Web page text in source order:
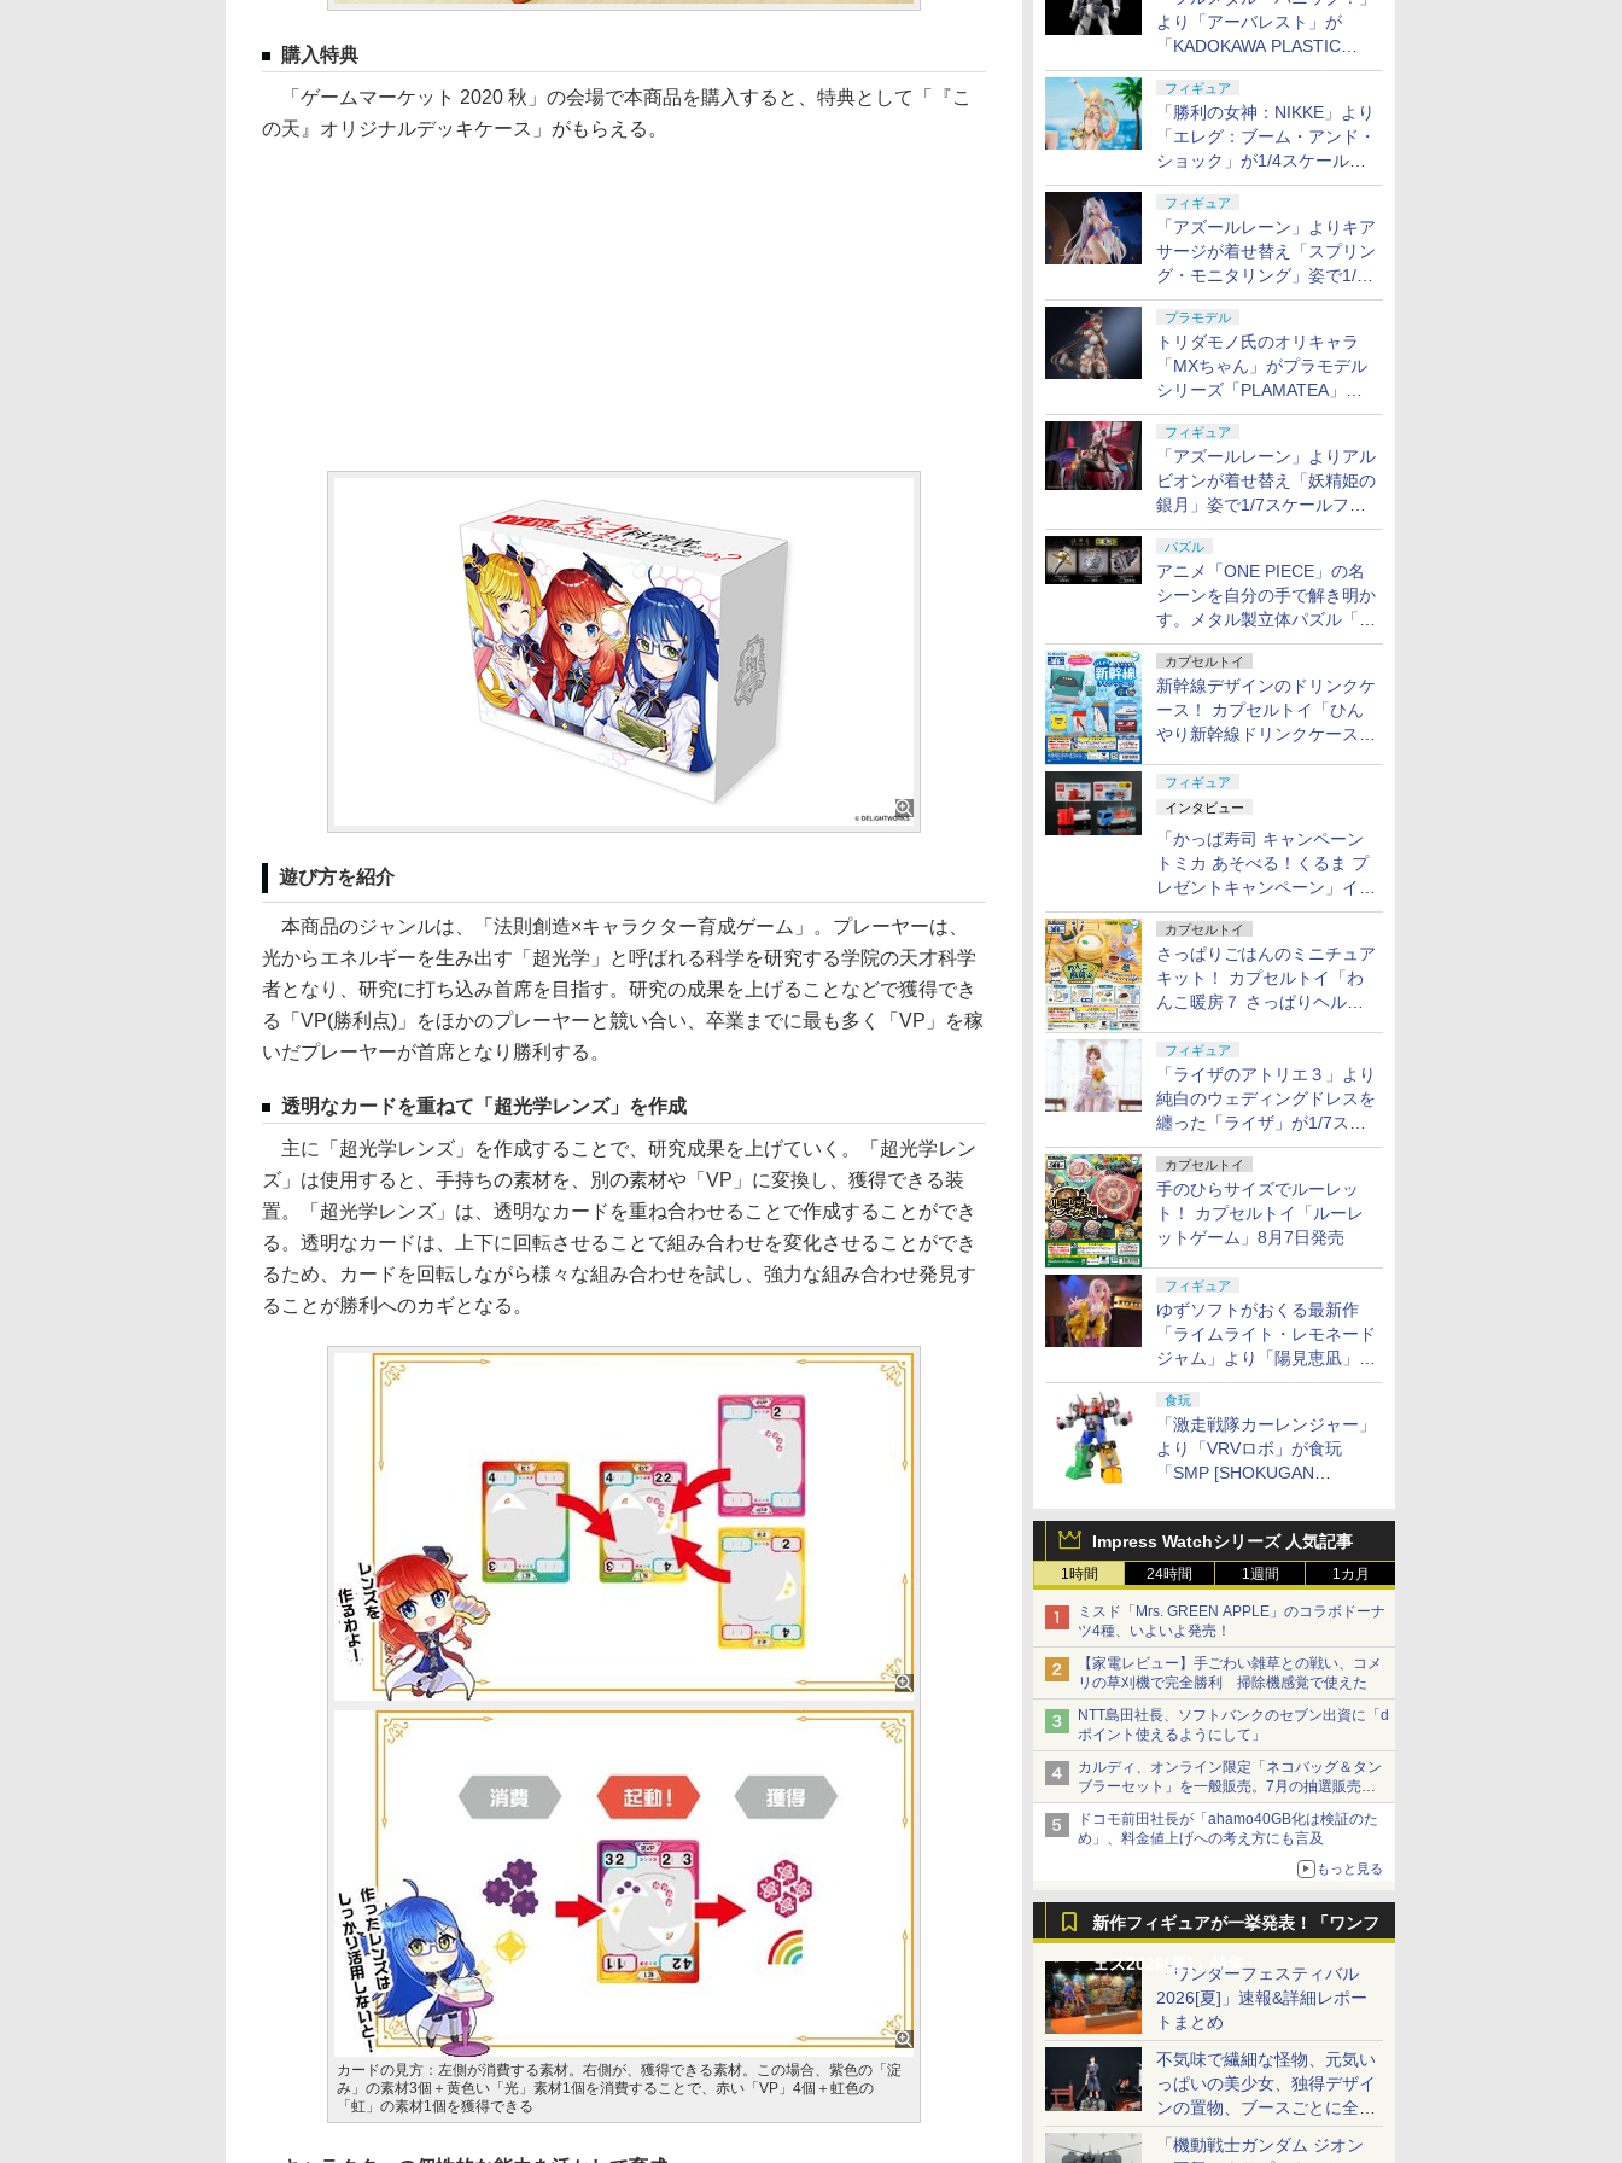
より「アーバレスト」が
「KADOKAWA PLASTIC
MODEL SERIES」から1/48
スケールで登場！
フィギュア
「勝利の女神：NIKKE」より
「エレグ：ブーム・アンド・
ショック」が1/4スケールで
フィギュア化！
フィギュア
「アズールレーン」よりキア
サージが着せ替え「スプリン
グ・モニタリング」姿で1/6
スケールフィギュア化！
プラモデル
トリダモノ氏のオリキャラ
「MXちゃん」がプラモデル
シリーズ「PLAMATEA」で
登場！ 2027年1月発売予定
フィギュア
「アズールレーン」よりアル
ビオンが着せ替え「妖精姫の
銀月」姿で1/7スケールフィ
ギュア化！
パズル
アニメ「ONE PIECE」の名
シーンを自分の手で解き明か
す。メタル製立体パズル「は
ずる ONE PIECE」シリーズ
3種が登場
カプセルトイ
新幹線デザインのドリンクケ
ース！ カプセルトイ「ひん
やり新幹線ドリンクケース」
フィギュア
インタビュー
「かっぱ寿司 キャンペーン
トミカ あそべる！くるま プ
レゼントキャンペーン」イン
タビュー
カプセルトイ
さっぱりごはんのミニチュア
キット！ カプセルトイ「わ
んこ暖房７ さっぱりヘルシ
フィギュア
「ライザのアトリエ３」より
純白のウェディングドレスを
纏った「ライザ」が1/7スケ
ールフィギュアで登場！
カプセルトイ
手のひらサイズでルーレッ
ト！ カプセルトイ「ルーレ
ットゲーム」8月7日発売
フィギュア
ゆずソフトがおくる最新作
「ライムライト・レモネード
ジャム」より「陽見恵凪」が
1/3.5スケールフィギュアで
登場！
食玩
「激走戦隊カーレンジャー」
より「VRVロボ」が食玩
「SMP [SHOKUGAN
登場！
Impress Watchシリーズ 人気記事
1時間 24時間 1週間 1カ月
ミスド「Mrs. GREEN APPLE」のコラボドーナ
ツ4種、いよいよ発売！
【家電レビュー】手ごわい雑草との戦い、コメ
リの草刈機で完全勝利 掃除機感覚で使えた
NTT島田社長、ソフトバンクのセブン出資に「d
ポイント使えるようにして」
カルディ、オンライン限定「ネコバッグ＆タン
ブラーセット」を一般販売。7月の抽選販売の
当選無効分
ドコモ前田社長が「ahamo40GB化は検証のた
め」、料金値上げへの考え方にも言及
もっと見る
新作フィギュアが一挙発表！「ワンフ
ェス2026[夏]」特集「ワンダーフェスティバル
2026[夏]」速報&詳細レポー
トまとめ
不気味で繊細な怪物、元気い
っぱいの美少女、独得デザイ
ンの置物、ブースごとに全く
異なる世界が広がる一般ディ
ーラーフォトレポート
「機動戦士ガンダム ジオン
購入特典
「ゲームマーケット 2020 秋」の会場で本商品を購入すると、特典として「『こ
の天』オリジナルデッキケース」がもらえる。
遊び方を紹介
本商品のジャンルは、「法則創造×キャラクター育成ゲーム」。プレーヤーは、
光からエネルギーを生み出す「超光学」と呼ばれる科学を研究する学院の天才科学
者となり、研究に打ち込み首席を目指す。研究の成果を上げることなどで獲得でき
る「VP(勝利点)」をほかのプレーヤーと競い合い、卒業までに最も多く「VP」を稼
いだプレーヤーが首席となり勝利する。
透明なカードを重ねて「超光学レンズ」を作成
主に「超光学レンズ」を作成することで、研究成果を上げていく。「超光学レン
ズ」は使用すると、手持ちの素材を、別の素材や「VP」に変換し、獲得できる装
置。「超光学レンズ」は、透明なカードを重ね合わせることで作成することができ
る。透明なカードは、上下に回転させることで組み合わせを変化させることができ
るため、カードを回転しながら様々な組み合わせを試し、強力な組み合わせ発見す
ることが勝利へのカギとなる。
カードの見方：左側が消費する素材。右側が、獲得できる素材。この場合、紫色の「淀
み」の素材3個＋黄色い「光」素材1個を消費することで、赤い「VP」4個＋虹色の
「虹」の素材1個を獲得できる